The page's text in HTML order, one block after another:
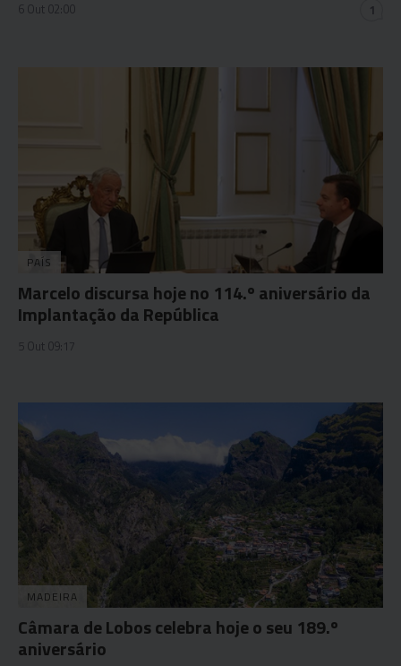
6 Out 02:00 1
PAÍS
Marcelo discursa hoje no 114.º aniversário da
Implantação da República
5 Out 09:17
MADEIRA
Câmara de Lobos celebra hoje o seu 189.º
aniversário